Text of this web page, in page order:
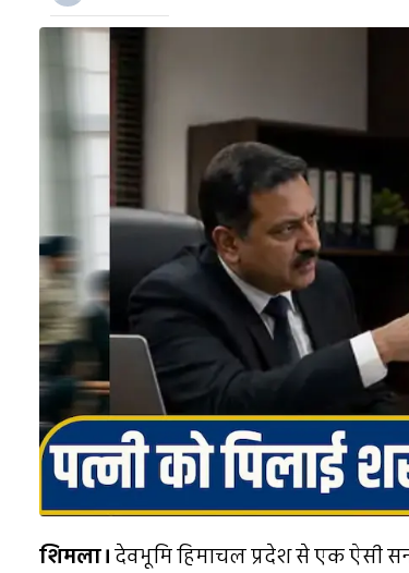
शिमला।देवभूमि हिमाचल प्रदेश से एक ऐसी